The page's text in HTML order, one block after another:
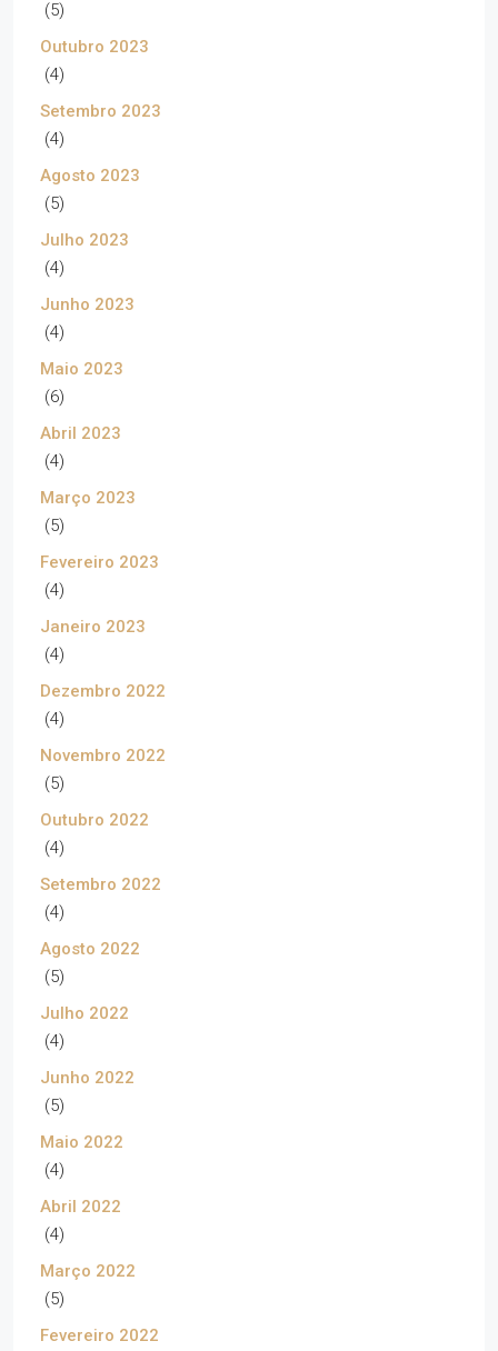
(5)
Outubro 2023
(4)
Setembro 2023
(4)
Agosto 2023
(5)
Julho 2023
(4)
Junho 2023
(4)
Maio 2023
(6)
Abril 2023
(4)
Março 2023
(5)
Fevereiro 2023
(4)
Janeiro 2023
(4)
Dezembro 2022
(4)
Novembro 2022
(5)
Outubro 2022
(4)
Setembro 2022
(4)
Agosto 2022
(5)
Julho 2022
(4)
Junho 2022
(5)
Maio 2022
(4)
Abril 2022
(4)
Março 2022
(5)
Fevereiro 2022